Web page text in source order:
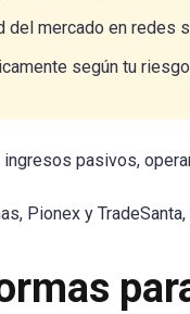
del mercado en redes
según tu
pasivos,
Pionex y